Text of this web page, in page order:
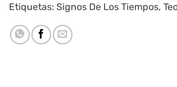
Etiquetas: Signos De Los Tiempos,